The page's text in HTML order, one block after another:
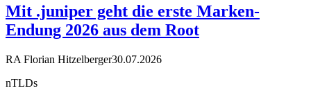
Mit .juniper geht die erste Marken-
Endung 2026 aus dem Root
RA Florian Hitzelberger30.07.2026
nTLDs